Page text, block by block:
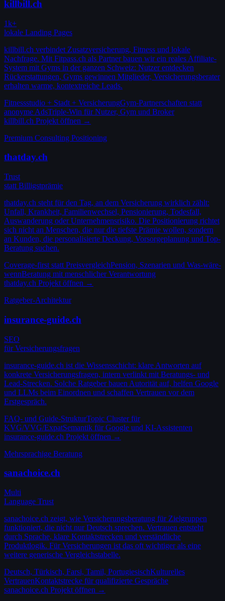
killbill.ch
1k+
lokale Landing Pages
killbill.ch verbindet Zusatzversicherung, Fitness und lokale
Nachfrage. Mit Fitpass.ch als Partner bauen wir ein reales Affiliate-
System mit Gyms in der ganzen Schweiz: Nutzer entdecken
Rückerstattungen, Gyms gewinnen Mitglieder, Versicherungsberater
erhalten warme, kontextreiche Leads.
Fitnessstudio + Stadt + VersicherungGym-Partnerschaften statt
anonyme AdsTriple-Win für Nutzer, Gym und Broker
killbill.ch Projekt öffnen →
Premium Consulting Positioning
thatday.ch
Trust
statt Billigstprämie
thatday.ch steht für den Tag, an dem Versicherung wirklich zählt:
Unfall, Krankheit, Familienwechsel, Pensionierung, Todesfall,
Auswanderung oder Unternehmensrisiko. Die Positionierung richtet
sich nicht an Menschen, die nur die tiefste Prämie wollen, sondern
an Kunden, die personalisierte Deckung, Vorsorgeplanung und Top-
Beratung suchen.
Coverage-first statt PreisvergleichPension, Szenarien und Was-wäre-
wennBeratung mit menschlicher Verantwortung
thatday.ch Projekt öffnen →
Ratgeber-Architektur
insurance-guide.ch
SEO
für Versicherungsfragen
insurance-guide.ch ist die Wissensschicht: klare Antworten auf
konkrete Versicherungsfragen, intern verlinkt mit Beratungs- und
Lead-Strecken. Solche Ratgeber bauen Autorität auf, helfen Google
und LLMs beim Einordnen und schaffen Vertrauen vor dem
Erstgespräch.
FAQ- und Guide-StrukturTopic Cluster für
KVG/VVG/ExpatSemantik für Google und KI-Assistenten
insurance-guide.ch Projekt öffnen →
Mehrsprachige Beratung
sanachoice.ch
Multi
Language Trust
sanachoice.ch zeigt, wie Versicherungsberatung für Zielgruppen
funktioniert, die nicht nur Deutsch sprechen. Vertrauen entsteht
durch Sprache, klare Kontaktstrecken und verständliche
Produktlogik. Für Versicherungen ist das oft wichtiger als eine
weitere generische Vergleichstabelle.
Deutsch, Türkisch, Farsi, Tamil, PortugiesischKulturelles
VertrauenKontaktstrecke für qualifizierte Gespräche
sanachoice.ch Projekt öffnen →